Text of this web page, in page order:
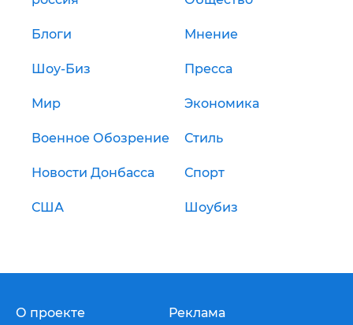
Блоги Мнение
Шоу-Биз Пресса
Мир Экономика
Военное Обозрение Стиль
Новости Донбасса Спорт
США Шоубиз
О проекте Реклама